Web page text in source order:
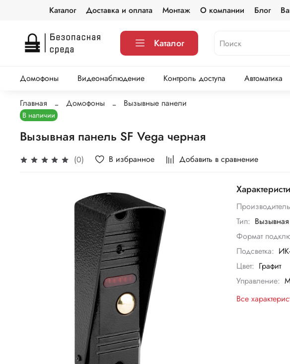
Каталог Доставка и оплата Монтаж О компании Блог
Каталог
Домофоны Видеонаблюдение Контроль доступа Автоматика
Главная Домофоны Вызывные панели
В наличии
Вызывная панель SF Vega черная
(0) В избранное Добавить в сравнение
Тип:
Формат
Подсветка:
Цвет: Графит
Управление:
Все